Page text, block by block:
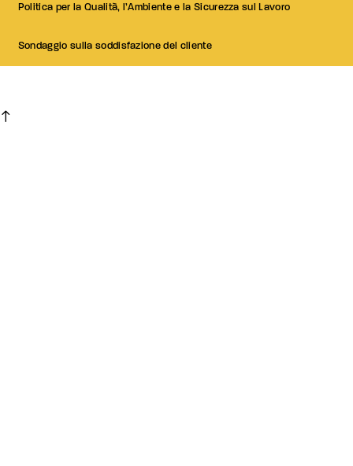
Politica per la Qualità, l’Ambiente e la Sicurezza sul Lavoro
Sondaggio sulla soddisfazione del cliente